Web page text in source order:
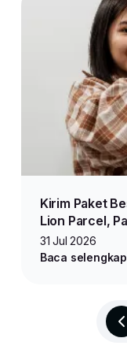
Kirim Paket
Lion Parcel,
31 Jul 2026
Baca